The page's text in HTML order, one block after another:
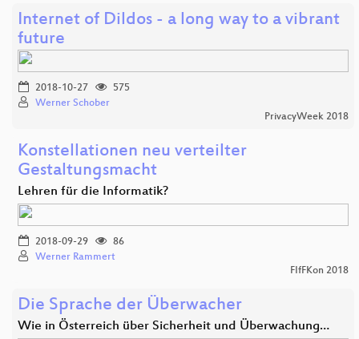
Internet of Dildos - a long way to a vibrant
future
2018-10-27
575
Werner Schober
PrivacyWeek 2018
Konstellationen neu verteilter
Gestaltungsmacht
Lehren für die Informatik?
2018-09-29
86
Werner Rammert
FIfFKon 2018
Die Sprache der Überwacher
Wie in Österreich über Sicherheit und Überwachung…